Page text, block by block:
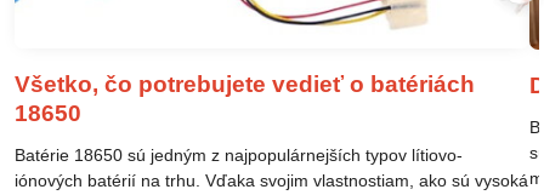
Všetko, čo potrebujete vedieť o batériách
18650
Batérie 18650 sú jedným z najpopulárnejších typov lítiovo-
iónových batérií na trhu. Vďaka svojim vlastnostiam, ako sú vysoká